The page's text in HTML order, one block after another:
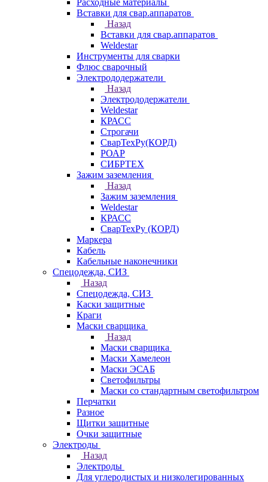
Расходные материалы
Вставки для свар.аппаратов
Назад
Вставки для свар.аппаратов
Weldestar
Инструменты для сварки
Флюс сварочный
Электрододержатели
Назад
Электрододержатели
Weldestar
КРАСС
Строгачи
СварТехРу(КОРД)
РОАР
СИБРТЕХ
Зажим заземления
Назад
Зажим заземления
Weldestar
КРАСС
СварТехРу (КОРД)
Маркера
Кабель
Кабельные наконечники
Спецодежда, СИЗ
Назад
Спецодежда, СИЗ
Каски защитные
Краги
Маски сварщика
Назад
Маски сварщика
Маски Хамелеон
Маски ЭСАБ
Светофильтры
Маски со стандартным светофильтром
Перчатки
Разное
Щитки защитные
Очки защитные
Электроды
Назад
Электроды
Для углеродистых и низколегированных